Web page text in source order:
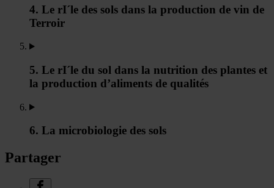
4. Le rI´le des sols dans la production de vin de
Terroir
5. Le rI´le du sol dans la nutrition des plantes et
la production d’aliments de qualités
6. La microbiologie des sols
Partager